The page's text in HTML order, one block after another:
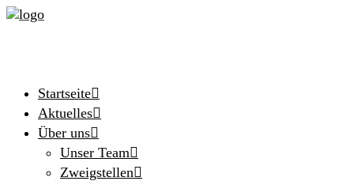
Startseite
Aktuelles
Über uns
Unser Team
Zweigstellen